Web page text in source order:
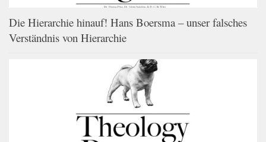
Die Hierarchie hinauf! Hans Boersma – unser falsches
Verständnis von Hierarchie